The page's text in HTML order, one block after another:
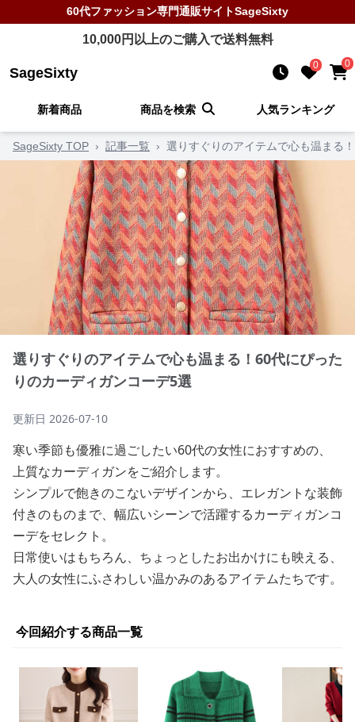
60代ファッション専門通販サイトSageSixty
10,000円以上のご購入で送料無料
SageSixty 0 0
新着商品 商品を検索 人気ランキング
SageSixty TOP › 記事一覧 › 選りすぐりのアイテムで心も温まる
選りすぐりのアイテムで心も温まる！60代にぴった
りのカーディガンコーデ5選
更新日 2026-07-10
寒い季節も優雅に過ごしたい60代の女性におすすめの、
上質なカーディガンをご紹介します。
シンプルで飽きのこないデザインから、エレガントな装飾
付きのものまで、幅広いシーンで活躍するカーディガンコ
ーデをセレクト。
日常使いはもちろん、ちょっとしたお出かけにも映える、
大人の女性にふさわしい温かみのあるアイテムたちです。
今回紹介する商品一覧